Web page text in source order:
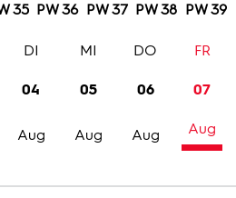
Programm
Trailer
35 PW 36 PW 37 PW 38 PW 39
04
Aug
DI
05
Aug
MI
06
Aug
DO
07
Aug
FR